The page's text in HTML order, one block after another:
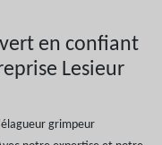
en confiant
Lesieur
grimpeur